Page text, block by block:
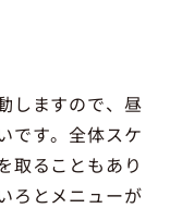
しますので、昼
です。全体スケ
取ることもあり
ろとメニューが